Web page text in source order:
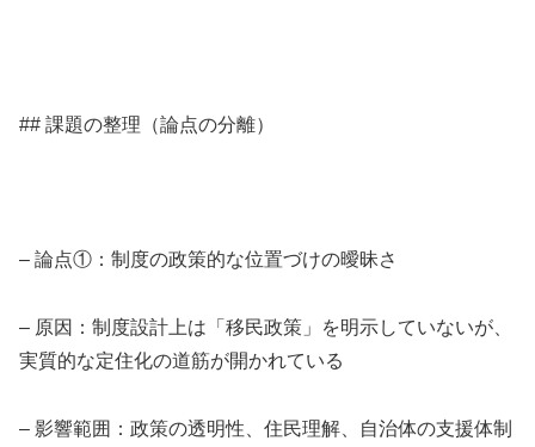
## 課題の整理（論点の分離）
– 論点①：制度の政策的な位置づけの曖昧さ
– 原因：制度設計上は「移民政策」を明示していないが、
実質的な定住化の道筋が開かれている
– 影響範囲：政策の透明性、住民理解、自治体の支援体制